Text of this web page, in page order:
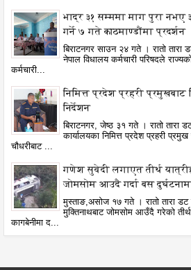
भाद्र ३१ सम्ममा माग पुरा
गर्ने ७ गते काठमाण्डौंमा प्रदर्शन
बिराटनगर साउन २४ गते । रातो तारा
नेपाल विधालय कर्मचारी परिषदले
कर्मचारी...
निमित्त प्रदेश प्रहरी प्रमुखबाट
निर्देशन
बिराटनगर, जेष्ठ ३१ गते । रातो तारा
कार्यालयका निमित्त प्रदेश प्रहरी प्रमुख
चौधरीबाट ...
गणेश सुवेदी लगाएत तीर्थ
जोमसोम आउदै गर्दा बस
मुस्ताङ,असोज १७ गते । रातो तारा डट
मुक्तिनाथबाट जोमसोम आउँदै गरेको
कागबेनीमा द...